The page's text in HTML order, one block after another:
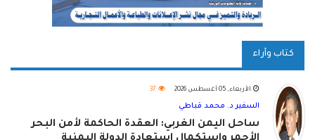
كتاب وآراء
الأربعاء, 05 أغسطس 2026 37
السفير د. محمد قباطي
ساحل اليمن الغربي: العقدة الحاكمة لأمن البحر